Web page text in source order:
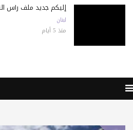
إليكم جديد ملف رأس
لبنان
منذ 5 أيام